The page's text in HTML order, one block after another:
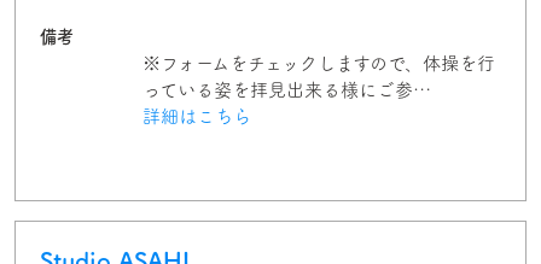
備考
※フォームをチェックしますので、体操を行
っている姿を拝見出来る様にご参…
詳細はこちら